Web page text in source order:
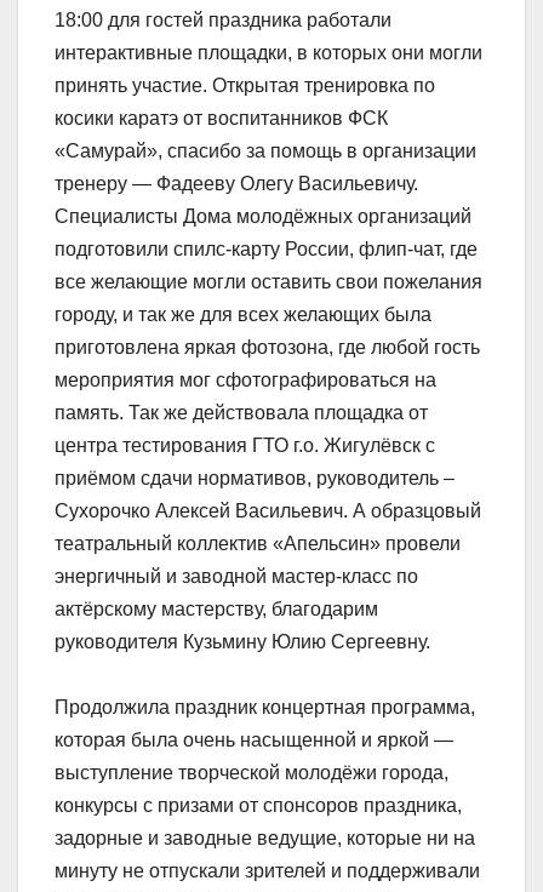
18:00 для гостей праздника работали
интерактивные площадки, в которых они могли
принять участие. Открытая тренировка по
косики каратэ от воспитанников ФСК
«Самурай», спасибо за помощь в организации
тренеру — Фадееву Олегу Васильевичу.
Специалисты Дома молодёжных организаций
подготовили спилс-карту России, флип-чат, где
все желающие могли оставить свои пожелания
городу, и так же для всех желающих была
приготовлена яркая фотозона, где любой гость
мероприятия мог сфотографироваться на
память. Так же действовала площадка от
центра тестирования ГТО г.о. Жигулёвск с
приёмом сдачи нормативов, руководитель –
Сухорочко Алексей Васильевич. А образцовый
театральный коллектив «Апельсин» провели
энергичный и заводной мастер-класс по
актёрскому мастерству, благодарим
руководителя Кузьмину Юлию Сергеевну.
Продолжила праздник концертная программа,
которая была очень насыщенной и яркой —
выступление творческой молодёжи города,
конкурсы с призами от спонсоров праздника,
задорные и заводные ведущие, которые ни на
минуту не отпускали зрителей и поддерживали